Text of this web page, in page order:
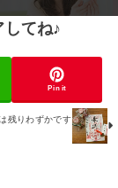
てね♪
Pin it
残りわずかです